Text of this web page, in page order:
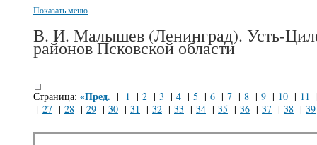
Показать меню
В. И. Малышев (Ленинград). Усть-
районов Псковской области
Страница: «Пред. | 1 | 2 | 3 | 4 | 5 | 6 | 7 | 8 | 9 | 10 | 11
| 27 | 28 | 29 | 30 | 31 | 32 | 33 | 34 | 35 | 36 | 37 | 38 | 39